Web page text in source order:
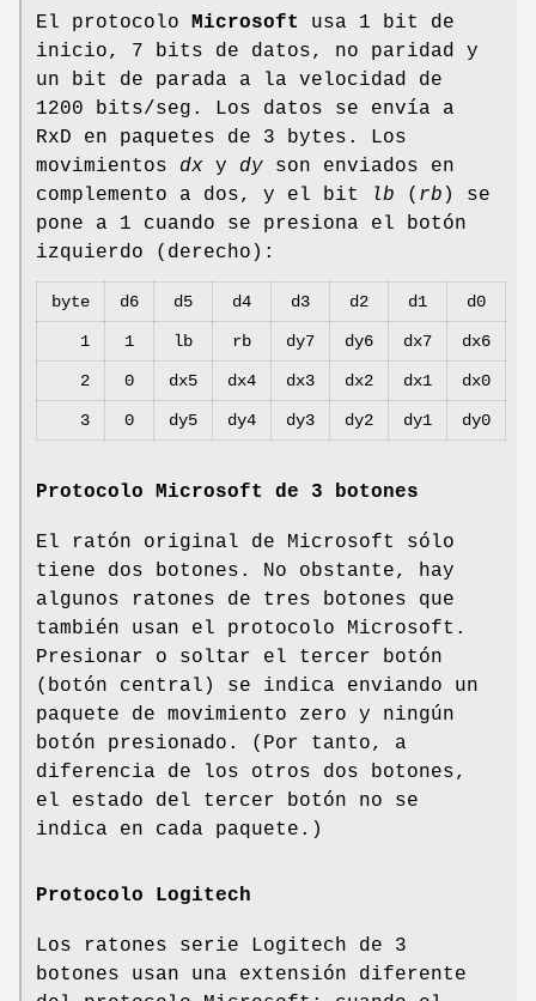
El protocolo Microsoft
usa 1 bit de
inicio, 7 bits de datos, no paridad y
un bit de parada a la velocidad de
1200 bits/seg. Los datos se envía a
RxD en paquetes de 3 bytes. Los
movimientos dx y dy son enviados en
complemento a dos, y el bit
lb ( rb ) se
pone a 1 cuando se presiona el botón
izquierdo (derecho):
byte d6 d5 d4 d3 d2 d1 d0
1 1 lb rb dy7 dy6 dx7 dx6
2 0 dx5 dx4 dx3 dx2 dx1 dx0
3 0 dy5 dy4 dy3 dy2 dy1 dy0
Protocolo Microsoft de 3 botones
El ratón original de Microsoft sólo
tiene dos botones. No obstante, hay
algunos ratones de tres botones que
también usan el protocolo Microsoft.
Presionar o soltar el tercer botón
(botón central) se indica enviando un
paquete de movimiento zero y ningún
botón presionado. (Por tanto, a
diferencia de los otros dos botones,
el estado del tercer botón no se
indica en cada paquete.)
Protocolo Logitech
Los ratones serie Logitech de 3
botones usan una extensión diferente